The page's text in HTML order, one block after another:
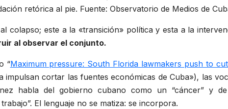
retórica al pie. Fuente: Observatorio de Medios de
colapso; este a la «transición» política y esta a la
al observar el conjunto.
“Maximum pressure: South Florida lawmakers push to
impulsan cortar las fuentes económicas de Cuba»), las
habla del gobierno cubano como un “cáncer” y
El lenguaje no se matiza: se incorpora.